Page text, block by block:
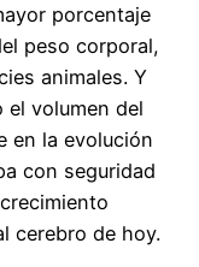
porcentaje
peso corporal,
animales. Y
el volumen del
en la evolución
con seguridad
cerebro de hoy.